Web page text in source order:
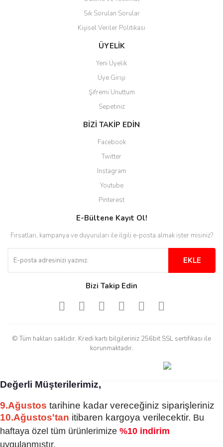
kolaylaşıyor. Yani site de
hazırlanmış çok düzenli bir site.
derecede beğendim
Kolay ve hizli alisveris
Deneyimini Paylaş
Sık Sorulan Sorular
Kişisel Veriler Politikası
ÜYELİK
Yeni Üyelik
Üye Girişi
Şifremi Unuttum
Sepetiniz
BİZİ TAKİP EDİN
Facebook
Twitter
Instagram
Youtube
Pinterest
E-Bültene Kayıt Ol!
Fırsatları, kampanya ve duyuruları ile ilgili e-posta almak ister misiniz?
EKLE
Bizi Takip Edin
© Tüm hakları saklıdır. Kredi kartı bilgileriniz 256bit SSL sertifikası ile
korunmaktadır.
Değerli Müşterilerimiz,
9.Ağustos tarihine kadar vereceğiniz siparişleriniz
10.Ağustos'tan itibaren kargoya verilecektir. Bu
haftaya özel tüm ürünlerimize %10 indirim
uygulanmıştır.